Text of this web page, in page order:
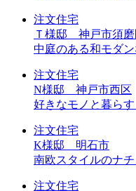
注文住宅
Ｔ様邸 神戸市須磨
中庭のある和モダ
注文住宅
N様邸 神戸市西区
好きなモノと暮ら
注文住宅
K様邸 明石市
南欧スタイルのナ
注文住宅